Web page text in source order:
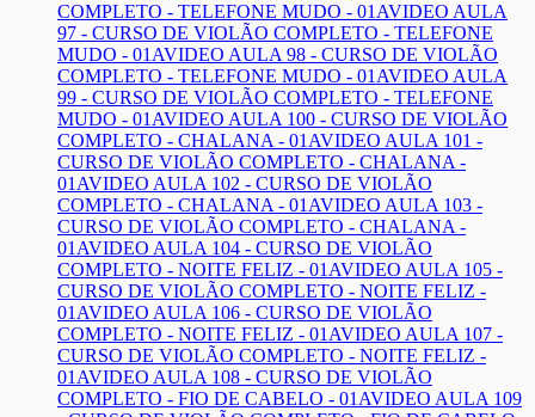
COMPLETO - TELEFONE MUDO - 01AVIDEO AULA
97 - CURSO DE VIOLÃO COMPLETO - TELEFONE
MUDO - 01AVIDEO AULA 98 - CURSO DE VIOLÃO
COMPLETO - TELEFONE MUDO - 01AVIDEO AULA
99 - CURSO DE VIOLÃO COMPLETO - TELEFONE
MUDO - 01AVIDEO AULA 100 - CURSO DE VIOLÃO
COMPLETO - CHALANA - 01AVIDEO AULA 101 -
CURSO DE VIOLÃO COMPLETO - CHALANA -
01AVIDEO AULA 102 - CURSO DE VIOLÃO
COMPLETO - CHALANA - 01AVIDEO AULA 103 -
CURSO DE VIOLÃO COMPLETO - CHALANA -
01AVIDEO AULA 104 - CURSO DE VIOLÃO
COMPLETO - NOITE FELIZ - 01AVIDEO AULA 105 -
CURSO DE VIOLÃO COMPLETO - NOITE FELIZ -
01AVIDEO AULA 106 - CURSO DE VIOLÃO
COMPLETO - NOITE FELIZ - 01AVIDEO AULA 107 -
CURSO DE VIOLÃO COMPLETO - NOITE FELIZ -
01AVIDEO AULA 108 - CURSO DE VIOLÃO
COMPLETO - FIO DE CABELO - 01AVIDEO AULA 109